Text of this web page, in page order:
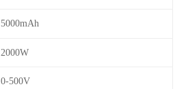
5000mAh
2000W
0-500V